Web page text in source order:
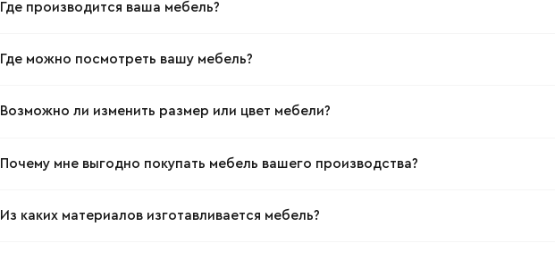
Где производится ваша мебель?
Где можно посмотреть вашу мебель?
Возможно ли изменить размер или цвет мебели?
Почему мне выгодно покупать мебель вашего производства?
Из каких материалов изготавливается мебель?